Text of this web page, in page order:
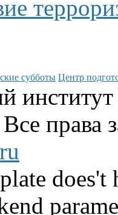
субботы Центр
Все